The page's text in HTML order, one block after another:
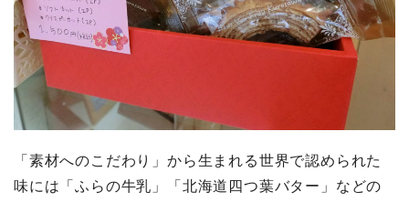
「素材へのこだわり」から生まれる世界で認められた
味には「ふらの牛乳」「北海道四つ葉バター」などの